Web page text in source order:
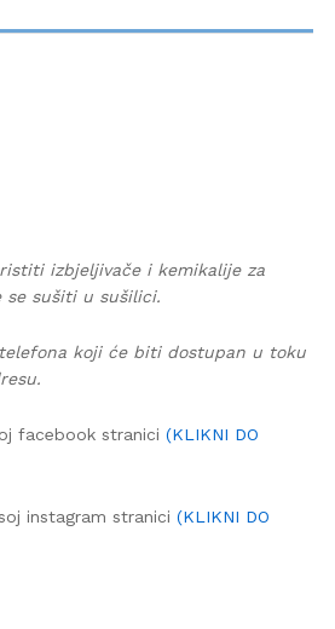
izbjeljivače i kemikalije za
se sušiti u sušilici.
koji će biti dostupan u toku
facebook stranici (KLIKNI DO
instagram stranici (KLIKNI DO